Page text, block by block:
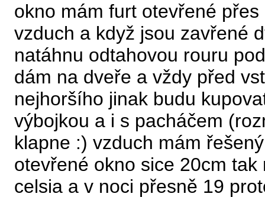
okno mám furt otevřené
vzduch a když jsou zavřené
natáhnu odtahovou rouru
dám na dveře a vždy před
nejhoršího jinak budu
výbojkou a i s pacháčem
klapne :) vzduch mám
otevřené okno sice 20cm
celsia a v noci přesně 19